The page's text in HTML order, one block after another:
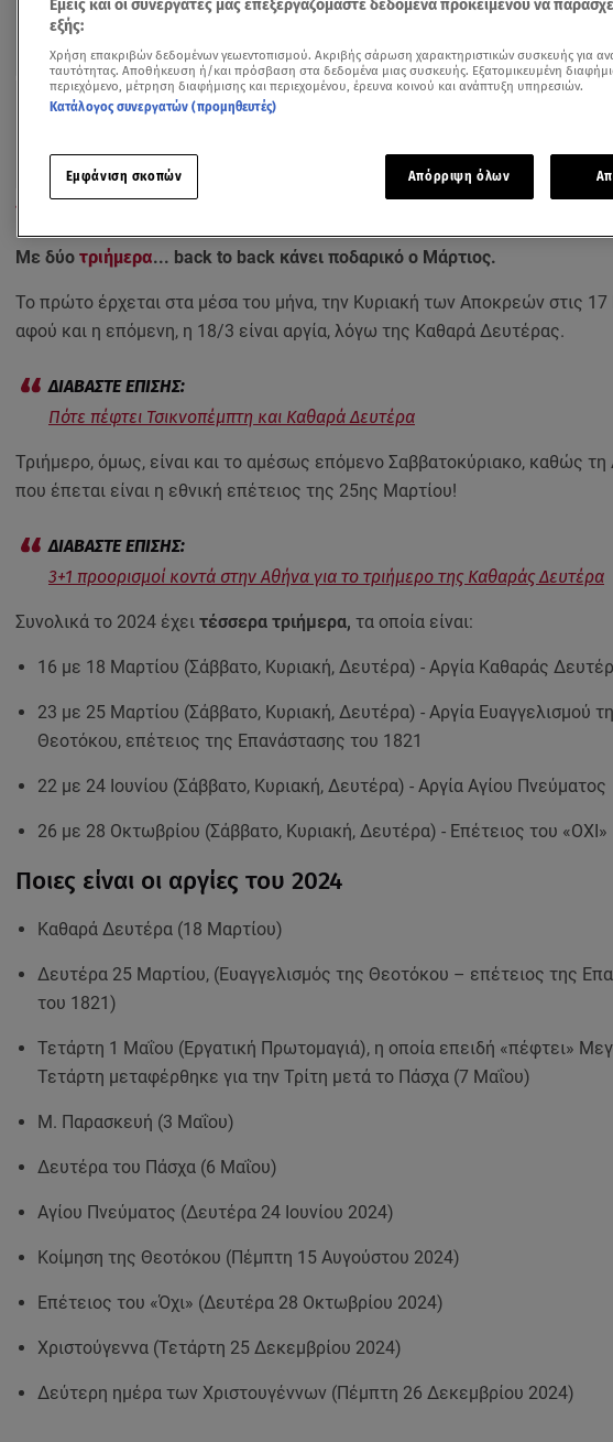
Δείτε περισσότερα άρθρα μας στα αποτελέσματα αναζήτησης
Ποια είναι τα τριήμερα και οι αργίες του 2024 / Βίντεο αρχείου Ερτ
Με δύο τριήμερα... back to back κάνει ποδαρικό ο Μάρτιος.
Το πρώτο έρχεται στα μέσα του μήνα, την Κυριακή των Αποκρεών στις 17
αφού και η επόμενη, η 18/3 είναι αργία, λόγω της Καθαρά Δευτέρας.
Πότε πέφτει Τσικνοπέμπτη και Καθαρά Δευτέρα
Τριήμερο, όμως, είναι και το αμέσως επόμενο Σαββατοκύριακο, καθώς
που έπεται είναι η εθνική επέτειος της 25ης Μαρτίου!
3+1 προορισμοί κοντά στην Αθήνα για το τριήμερο της Καθαράς Δευτέρα
Συνολικά το 2024 έχειτέσσερα τριήμερα, τα οποία είναι:
16 με 18 Μαρτίου (Σάββατο, Κυριακή, Δευτέρα) - Αργία Καθαράς
23 με 25 Μαρτίου (Σάββατο, Κυριακή, Δευτέρα) - Αργία Ευαγγελισμού
Θεοτόκου, επέτειος της Επανάστασης του 1821
22 με 24 Ιουνίου (Σάββατο, Κυριακή, Δευτέρα) - Αργία Αγίου Πνεύματος
26 με 28 Οκτωβρίου (Σάββατο, Κυριακή, Δευτέρα) - Επέτειος του «ΟΧΙ»
Ποιες είναι οι αργίες του 2024
Καθαρά Δευτέρα (18 Μαρτίου)
Δευτέρα 25 Μαρτίου, (Ευαγγελισμός της Θεοτόκου – επέτειος της
του 1821)
Τετάρτη 1 Μαΐου (Εργατική Πρωτομαγιά), η οποία επειδή «πέφτει»
Τετάρτη μεταφέρθηκε για την Τρίτη μετά το Πάσχα (7 Μαΐου)
Μ. Παρασκευή (3 Μαΐου)
Δευτέρα του Πάσχα (6 Μαΐου)
Αγίου Πνεύματος (Δευτέρα 24 Ιουνίου 2024)
Κοίμηση της Θεοτόκου (Πέμπτη 15 Αυγούστου 2024)
Επέτειος του «Όχι» (Δευτέρα 28 Οκτωβρίου 2024)
Χριστούγεννα (Τετάρτη 25 Δεκεμβρίου 2024)
Δεύτερη ημέρα των Χριστουγέννων (Πέμπτη 26 Δεκεμβρίου 2024)
Εμείς και οι συνεργάτες μας επεξεργαζόμαστε δεδομένα προκειμένου να
εξής:
Χρήση επακριβών δεδομένων γεωεντοπισμού. Ακριβής σάρωση χαρακτηριστικών συσκευής για
ταυτότητας. Αποθήκευση ή/και πρόσβαση στα δεδομένα μιας συσκευής. Εξατομικευμένη
περιεχόμενο, μέτρηση διαφήμισης και περιεχομένου, έρευνα κοινού και ανάπτυξη υπηρεσιών.
Κατάλογος συνεργατών (προμηθευτές)
Εμφάνιση σκοπών Απόρριψη όλων